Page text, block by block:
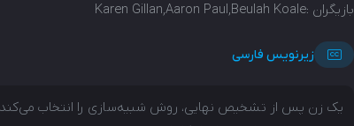
بازیگران :Karen Gillan,Aaron Paul,Beulah Koale
زیرنویس فارسی
یک زن پس از تشخیص نهایی، روش شبیه‌سازی را انتخاب